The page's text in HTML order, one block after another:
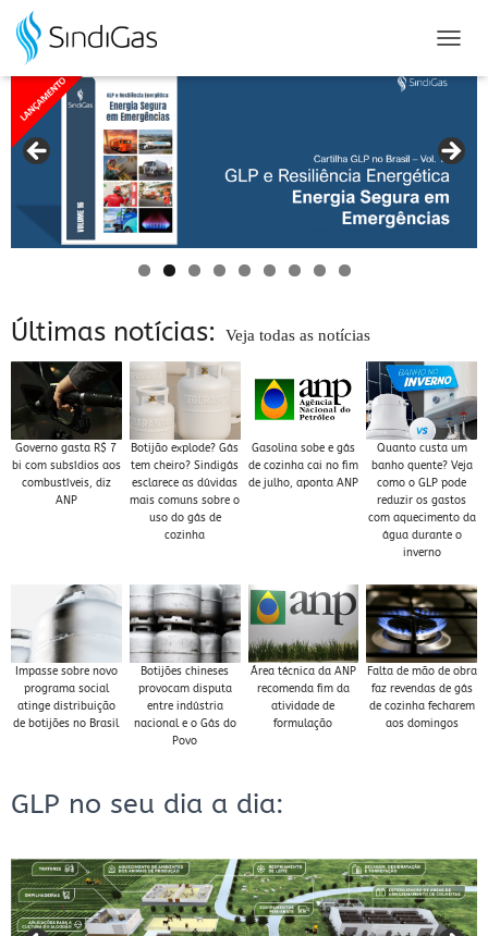
for:
L
R
N
A
R
N
Ã
O
Últimas notícias: Veja todas as notícias
Governo gasta R$ 7
bi com subsídios aos
combustíveis, diz
ANP
Botijão explode? Gás
tem cheiro? Sindigás
esclarece as dúvidas
mais comuns sobre o
uso do gás de
cozinha
Gasolina sobe e gás
de cozinha cai no fim
de julho, aponta ANP
Quanto custa um
banho quente? Veja
como o GLP pode
reduzir os gastos
com aquecimento da
água durante o
inverno
Impasse sobre novo
programa social
atinge distribuição
de botijões no Brasil
Botijões chineses
provocam disputa
entre indústria
nacional e o Gás do
Povo
Área técnica da ANP
recomenda fim da
atividade de
formulação
Falta de mão de obra
faz revendas de gás
de cozinha fecharem
aos domingos
GLP no seu dia a dia: